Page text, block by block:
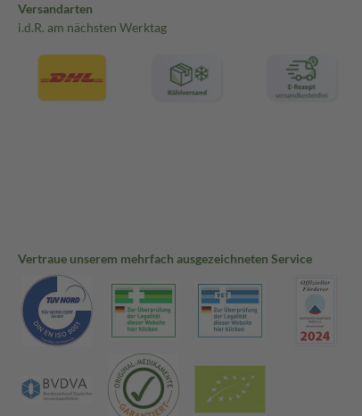
Versandarten
i.d.R. am nächsten Werktag
Vertraue unserem mehrfach ausgezeichneten Service